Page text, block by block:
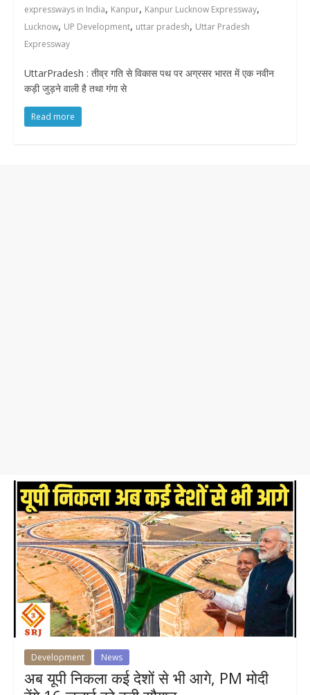
expressways in India, Kanpur, Kanpur Lucknow Expressway,
Lucknow, UP Development, uttar pradesh, Uttar Pradesh
Expressway
UttarPradesh : तीव्र गति से विकास पथ पर अग्रसर भारत में एक नवीन
कड़ी जुड़ने वाली है तथा गंगा से
Read more
Development News
अब यूपी निकला कई देशों से भी आगे, PM मोदी